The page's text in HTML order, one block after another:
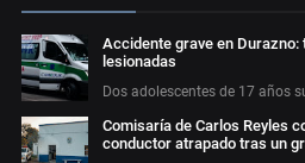
Accidente grave en
lesionadas
Dos adolescentes de 17 años
Comisaría de Carlos Reyles
conductor atrapado tras un